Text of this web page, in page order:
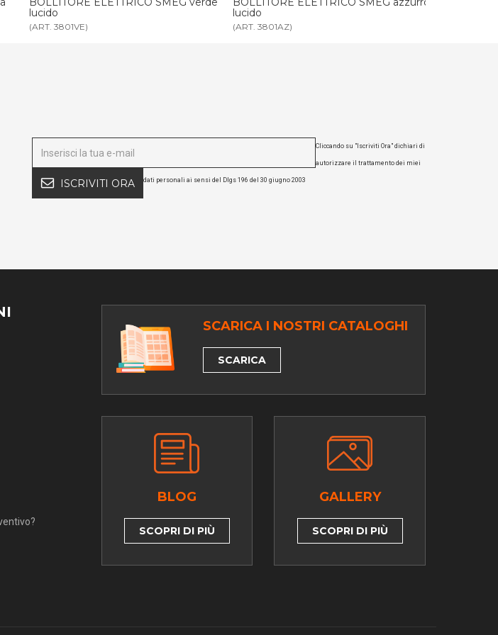
lucido
(ART. 3801AZ)
lucido
(ART. 3801CR)
ISCRIVITI ORA
Cliccando su "Iscriviti Ora" dichiari di
autorizzare il trattamento dei miei
dati personali ai sensi del Dlgs 196 del 30 giugno 2003
SCARICA I NOSTRI CATALOGHI
SCARICA
BLOG
SCOPRI DI PIÙ
GALLERY
SCOPRI DI PIÙ